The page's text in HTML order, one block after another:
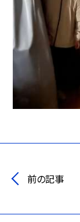
前の記事